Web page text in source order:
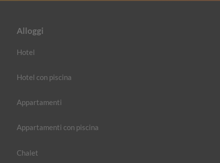
Alloggi
Hotel
Hotel con piscina
Appartamenti
Appartamenti con piscina
Chalet